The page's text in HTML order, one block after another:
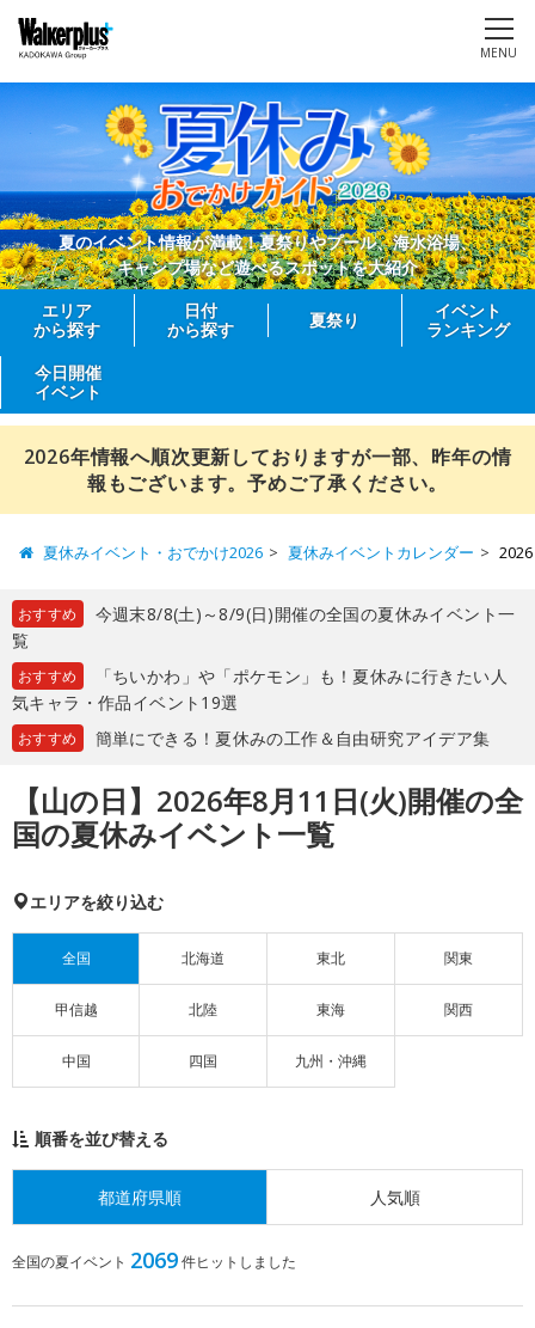
MENU
夏のイベント情報が満載！夏祭りやプール、海水浴場、
キャンプ場など遊べるスポットを大紹介
エリア
から探す
日付
から探す
夏祭り
イベント
ランキング
今日開催
イベント
2026年情報へ順次更新しておりますが一部、昨年の情
報もございます。予めご了承ください。
夏休みイベント・おでかけ2026 夏休みイベントカレンダー
おすすめ
今週末8/8(土)～8/9(日)開催の全国の夏休みイベント一
覧
おすすめ
「ちいかわ」や「ポケモン」も！夏休みに行きたい人
気キャラ・作品イベント19選
おすすめ 簡単にできる！夏休みの工作＆自由研究アイデア集
【山の日】2026年8月11日(火)開催の全
国の夏休みイベント一覧
エリアを絞り込む
全国 北海道 東北 関東
甲信越 北陸 東海 関西
中国 四国 九州・沖縄
順番を並び替える
都道府県順 人気順
全国の夏イベント 2069件ヒットしました